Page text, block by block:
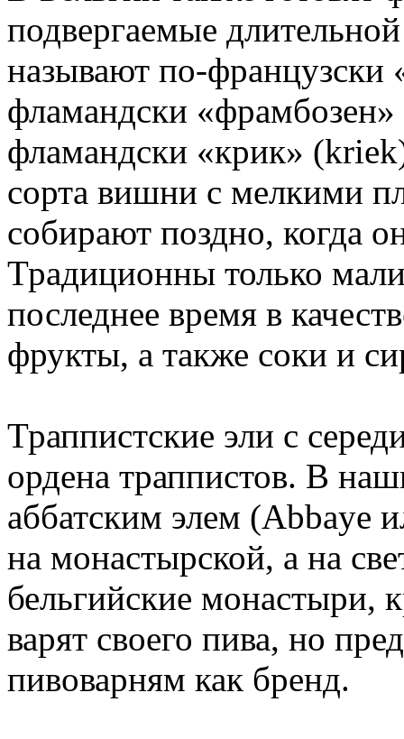
подвергаемые
называют по-французски
фламандски
фламандски «крик»
сорта вишни с мелкими
собирают поздно, когда
Традиционны только
последнее время в
фрукты, а также соки и
Траппистские эли с
ордена траппистов. В
аббатским элем (Abbaye
на монастырской, а на
бельгийские монастыри,
варят своего пива, но
пивоварням как бренд.